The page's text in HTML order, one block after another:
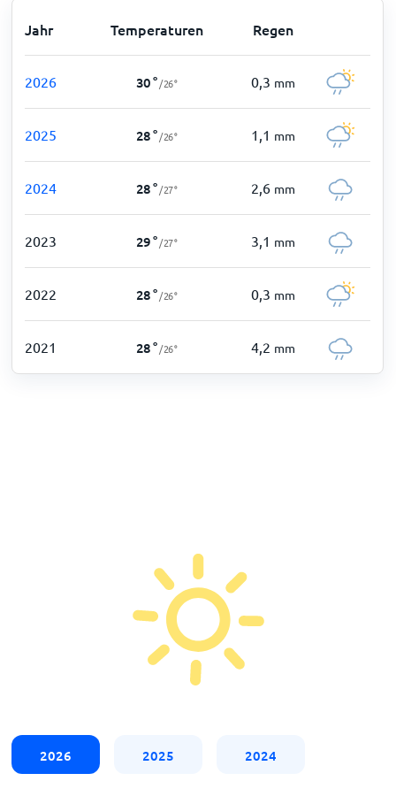
Jahr Temperaturen Regen
2026 30° /26° 0,3 mm
2025 28° /26° 1,1 mm
2024 28° /27° 2,6 mm
2023 29° /27° 3,1 mm
2022 28° /26° 0,3 mm
2021 28° /26° 4,2 mm
2026 2025 2024